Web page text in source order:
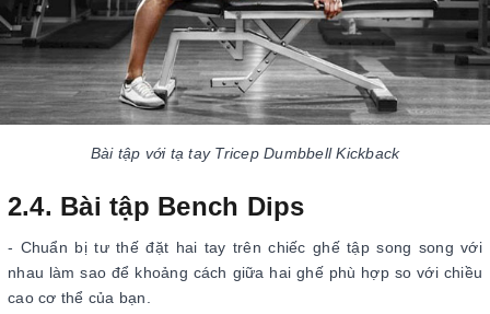
Bài tập với tạ tay Tricep Dumbbell Kickback
2.4. Bài tập Bench Dips
- Chuẩn bị tư thế đặt hai tay trên chiếc ghế tập song song với
nhau làm sao để khoảng cách giữa hai ghế phù hợp so với chiều
cao cơ thể của bạn.